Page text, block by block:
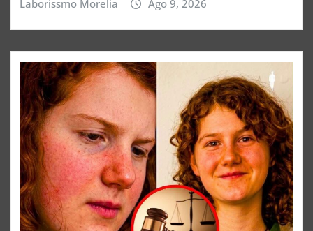
Laborissmo Morelia Ago 9, 2026